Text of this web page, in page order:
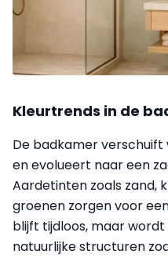
Kleurtrends in de
De badkamer
en evolueert naar een
Aardetinten zoals zand,
groenen zorgen voor
blijft tijdloos, maar
natuurlijke structuren